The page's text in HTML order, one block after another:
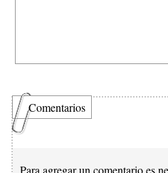
Comentarios
Para agregar un comentario es